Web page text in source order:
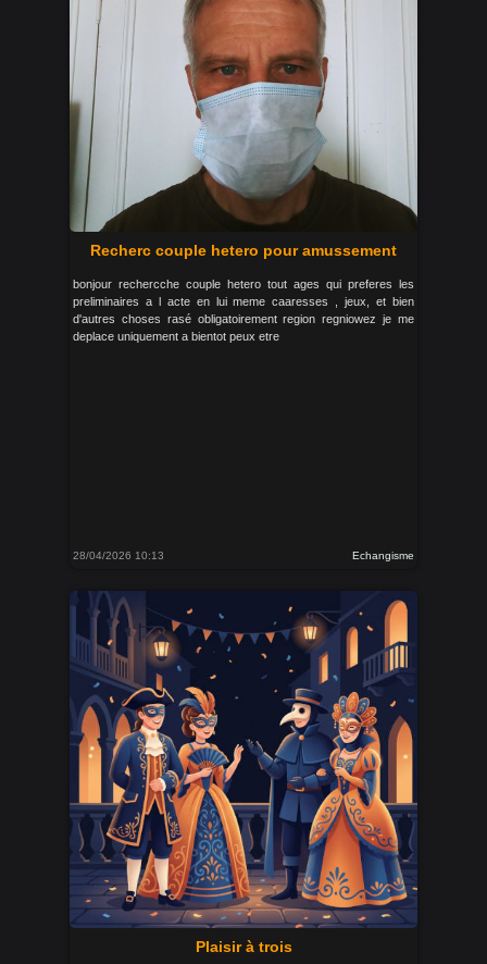
Recherc couple hetero pour amussement
bonjour rechercche couple hetero tout ages qui preferes les
preliminaires a l acte en lui meme caaresses , jeux, et bien
d'autres choses rasé obligatoirement region regniowez je me
deplace uniquement a bientot peux etre
28/04/2026 10:13 Echangisme
Plaisir à trois